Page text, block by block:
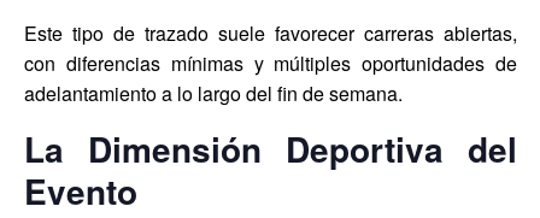
Este tipo de trazado suele favorecer carreras abiertas,
con diferencias mínimas y múltiples oportunidades de
adelantamiento a lo largo del fin de semana.
La Dimensión Deportiva del
Evento